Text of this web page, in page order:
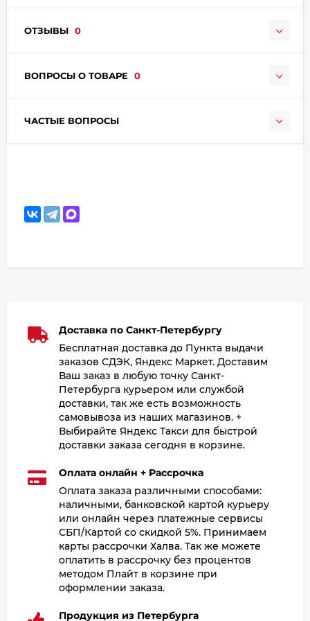
ОТЗЫВЫ 0
ВОПРОСЫ О ТОВАРЕ 0
ЧАСТЫЕ ВОПРОСЫ
раз в 2 недели
Доставка по Санкт-Петербургу
Бесплатная доставка до Пункта выдачи
заказов СДЭК, Яндекс Маркет. Доставим
Ваш заказ в любую точку Санкт-
Петербурга курьером или службой
доставки, так же есть возможность
самовывоза из наших магазинов. +
Выбирайте Яндекс Такси для быстрой
доставки заказа сегодня в корзине.
Оплата онлайн + Рассрочка
Оплата заказа различными способами:
наличными, банковской картой курьеру
или онлайн через платежные сервисы
СБП/Картой со скидкой 5%. Принимаем
карты рассрочки Халва. Так же можете
оплатить в рассрочку без процентов
методом Плайт в корзине при
оформлении заказа.
Продукция из Петербурга